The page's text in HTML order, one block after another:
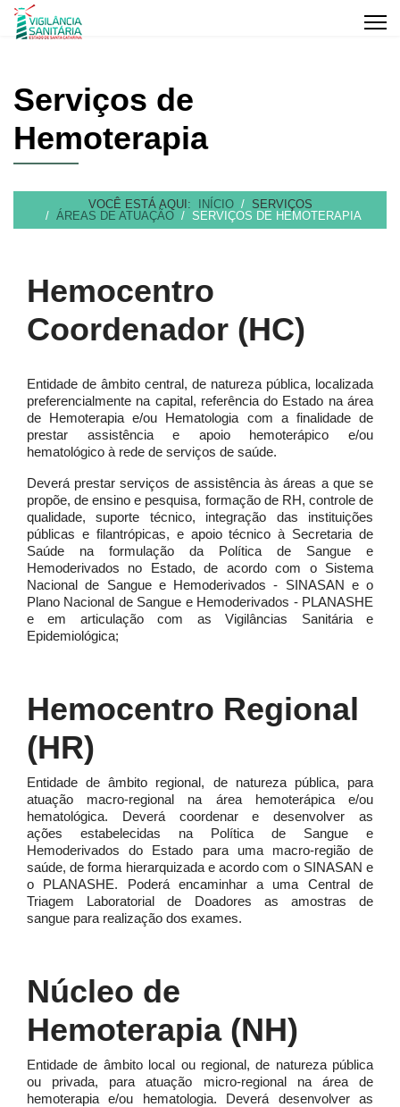
Serviços de
Hemoterapia
VOCÊ ESTÁ AQUI: INÍCIO
SERVIÇOS
ÁREAS DE ATUAÇÃO
SERVIÇOS DE HEMOTERAPIA
Hemocentro
Coordenador (HC)
Entidade de âmbito central, de natureza pública, localizada
preferencialmente na capital, referência do Estado na área
de Hemoterapia e/ou Hematologia com a finalidade de
prestar assistência e apoio hemoterápico e/ou
hematológico à rede de serviços de saúde.
Deverá prestar serviços de assistência às áreas a que se
propõe, de ensino e pesquisa, formação de RH, controle de
qualidade, suporte técnico, integração das instituições
públicas e filantrópicas, e apoio técnico à Secretaria de
Saúde na formulação da Política de Sangue e
Hemoderivados no Estado, de acordo com o Sistema
Nacional de Sangue e Hemoderivados - SINASAN e o
Plano Nacional de Sangue e Hemoderivados - PLANASHE
e em articulação com as Vigilâncias Sanitária e
Epidemiológica;
Hemocentro Regional
(HR)
Entidade de âmbito regional, de natureza pública, para
atuação macro-regional na área hemoterápica e/ou
hematológica. Deverá coordenar e desenvolver as
ações estabelecidas na Política de Sangue e
Hemoderivados do Estado para uma macro-região de
saúde, de forma hierarquizada e acordo com o SINASAN e
o PLANASHE. Poderá encaminhar a uma Central de
Triagem Laboratorial de Doadores as amostras de
sangue para realização dos exames.
Núcleo de
Hemoterapia (NH)
Entidade de âmbito local ou regional, de natureza pública
ou privada, para atuação micro-regional na área de
hemoterapia e/ou hematologia. Deverá desenvolver as